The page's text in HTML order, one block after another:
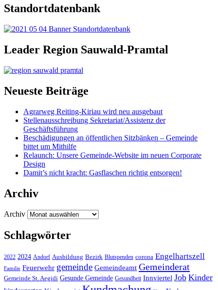
Standortdatenbank
Leader Region Sauwald-Pramtal
Neueste Beiträge
Agrarweg Reiting-Kiriau wird neu ausgebaut
Stellenausschreibung Sekretariat/Assistenz der
Geschäftsführung
Beschädigungen an öffentlichen Sitzbänken – Gemeinde
bittet um Mithilfe
Relaunch: Unsere Gemeinde-Website im neuen Corporate
Design
Damit’s nicht kracht: Gasflaschen richtig entsorgen!
Archiv
Archiv
Schlagwörter
2022 2024 Andorf Ausbildung Bezirk Blutspenden corona Engelhartszell
Familie Feuerwehr gemeinde Gemeindeamt Gemeinderat
Gemeinde St. Aegidi Gesunde Gemeinde Gesundheit Innviertel Job Kinder